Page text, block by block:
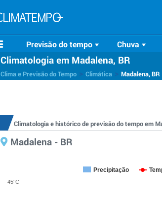
Previsão do tempo Chuva
Climatologia em Madalena, BR
Clima e Previsão do Tempo Climática Madalena, BR
Climatologia e histórico de previsão do tempo em
Madalena - BR
Precipitação
45°C